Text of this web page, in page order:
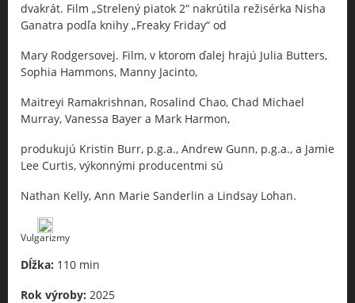
dvakrát. Film „Strelený piatok 2“ nakrútila režisérka Nisha
Ganatra podľa knihy „Freaky Friday“ od
Mary Rodgersovej. Film, v ktorom ďalej hrajú Julia Butters,
Sophia Hammons, Manny Jacinto,
Maitreyi Ramakrishnan, Rosalind Chao, Chad Michael
Murray, Vanessa Bayer a Mark Harmon,
produkujú Kristin Burr, p.g.a., Andrew Gunn, p.g.a., a Jamie
Lee Curtis, výkonnými producentmi sú
Nathan Kelly, Ann Marie Sanderlin a Lindsay Lohan.
Vulgarizmy
Dĺžka: 110 min
Rok výroby: 2025